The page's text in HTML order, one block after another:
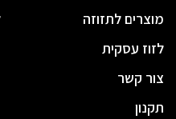
מוצרים לתזוזה
לזוז עסקית
צור קשר
תקנון